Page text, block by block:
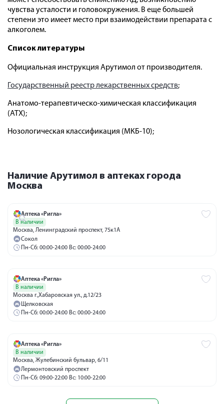
чувства усталости и головокружения. В еще большей
степени это имеет место при взаимодействии препарата с
алкоголем.
Список литературы
Официальная инструкция Арутимол от производителя.
Государственный реестр лекарственных средств;
Анатомо-терапевтическо-химическая классификация
(ATX);
Нозологическая классификация (МКБ-10);
Наличие Арутимол в аптеках города
Москва
Аптека «Ригла»
В наличии
Москва, Ленинградский проспект, 75к1А
Сокол
Пн-Сб: 00:00-24:00 Вс: 00:00-24:00
Аптека «Ригла»
В наличии
Москва г.,Хабаровская ул., д.12/23
Щелковская
Пн-Сб: 00:00-24:00 Вс: 00:00-24:00
Аптека «Ригла»
В наличии
Москва, Жулебинский бульвар, 6/11
Лермонтовский проспект
Пн-Сб: 09:00-22:00 Вс: 10:00-22:00